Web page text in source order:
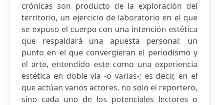
crónicas son producto de la exploración del
territorio, un ejercicio de laboratorio en el que
se expuso el cuerpo con una intención estética
que respaldará una apuesta personal: un
punto en el que convergieran el periodismo y
el arte, entendido este como una experiencia
estética en doble vía -o varias-; es decir, en el
que actúan varios actores, no solo el reportero,
sino cada uno de los potenciales lectores o